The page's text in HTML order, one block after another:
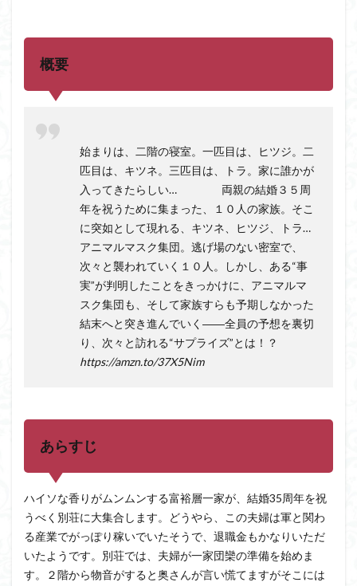
概要
始まりは、二階の寝室。一匹目は、ヒツジ。二
匹目は、キツネ。三匹目は、トラ。家に誰かが
入ってきたらしい… 両親の結婚３５周
年を祝うために集まった、１０人の家族。そこ
に突如として現れる、キツネ、ヒツジ、トラ…
アニマルマスク集団。逃げ場のない密室で、
次々と襲われていく１０人。しかし、ある“事
実”が判明したことをきっかけに、アニマルマ
スク集団も、そして家族すらも予期しなかった
結末へと突き進んでいく――全員の予想を裏切
り、次々と訪れる“サプライズ”とは！？
https://amzn.to/37X5Nim
あらすじ
ハイソな香りがムンムンする富裕層一家が、結婚35周年を祝
うべく別荘に大集合します。どうやら、この夫婦は軍と関わ
る産業でがっぽり稼いでいたそうで、退職金もかなりいただ
いたようです。別荘では、夫婦が一家団欒の準備を始めま
す。２階から物音がすると奥さんが言い慌てますがそこには